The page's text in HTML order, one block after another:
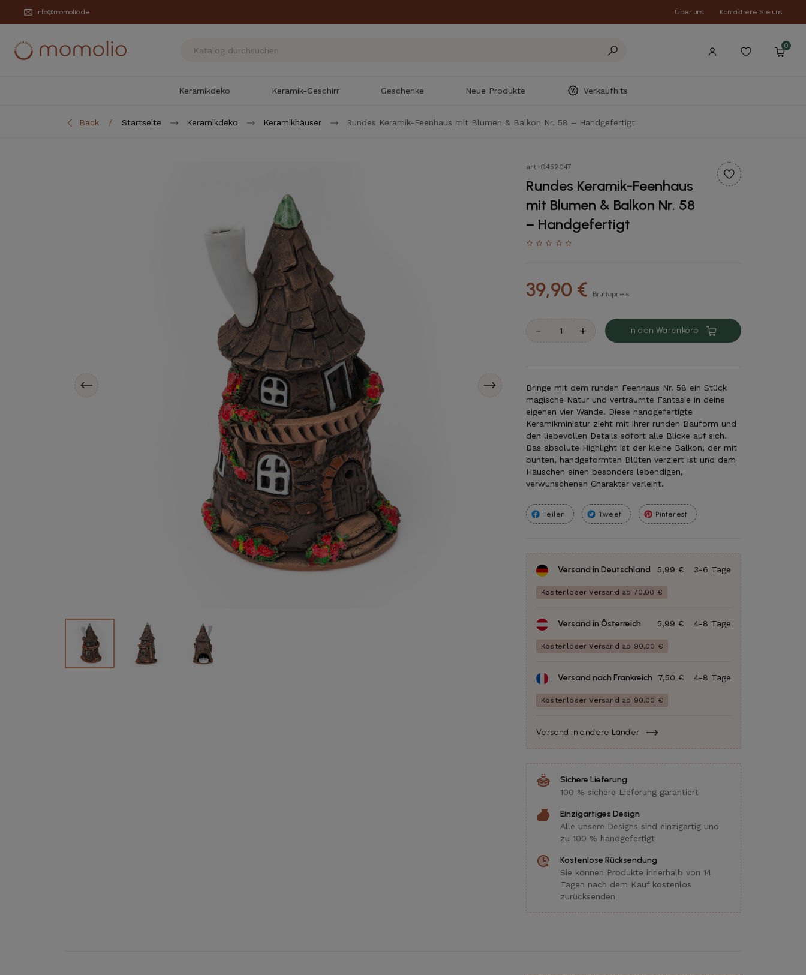
info@momolio.de Über uns Kontaktiere Sie uns
0
Keramikdeko Keramik-Geschirr Geschenke Neue Produkte Verkaufhits
Back Startseite Keramikdeko Keramikhäuser Rundes Keramik-Feenhaus mit Blumen & Balkon Nr. 58 – Handgefertigt
art-G452047
Rundes Keramik-Feenhaus
mit Blumen & Balkon Nr. 58
– Handgefertigt
39,90 € Bruttopreis
- + In den Warenkorb
Bringe mit dem runden Feenhaus Nr. 58 ein Stück
magische Natur und verträumte Fantasie in deine
eigenen vier Wände. Diese handgefertigte
Keramikminiatur zieht mit ihrer runden Bauform und
den liebevollen Details sofort alle Blicke auf sich.
Das absolute Highlight ist der kleine Balkon, der mit
bunten, handgeformten Blüten verziert ist und dem
Häuschen einen besonders lebendigen,
verwunschenen Charakter verleiht.
Teilen Tweet Pinterest
Versand in Deutschland 3-6 Tage
5,99 €
Kostenloser Versand ab 70,00 €
Versand in Österreich 4-8 Tage
5,99 €
Kostenloser Versand ab 90,00 €
Versand nach Frankreich 4-8 Tage
7,50 €
Kostenloser Versand ab 90,00 €
Versand in andere Länder
Sichere Lieferung
100 % sichere Lieferung garantiert
Einzigartiges Design
Alle unsere Designs sind einzigartig und
zu 100 % handgefertigt
Kostenlose Rücksendung
Sie können Produkte innerhalb von 14
Tagen nach dem Kauf kostenlos
zurücksenden